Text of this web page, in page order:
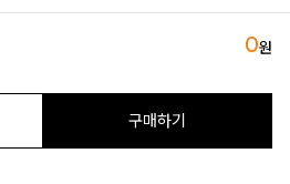
0원
구매하기